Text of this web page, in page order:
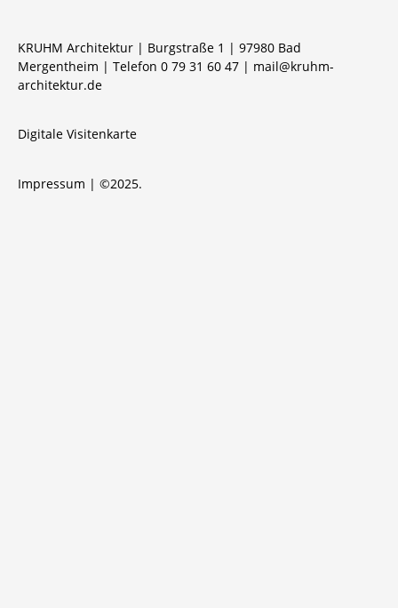
KRUHM Architektur | Burgstraße 1 | 97980 Bad
Mergentheim | Telefon 0 79 31 60 47 | mail@kruhm-
architektur.de
Impressum | ©2025.
Digitale Visitenkarte